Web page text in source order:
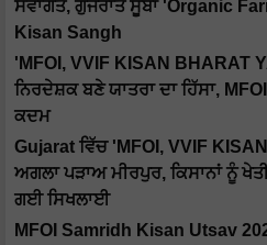
ਸਵਾਗਤ, ਗੁਜਰਾਤ ਸੂਬਾ 'Organic
Kisan Sangh
'MFOI, VVIF KISAN BHARAT
ਨਿਰਦੇਸ਼ਕ ਬਣੇ ਯਾਤਰਾ ਦਾ ਹਿੱਸਾ,
ਕਦਮ
Gujarat ਵਿੱਚ 'MFOI, VVIF
ਅਗਲਾ ਪੜਾਅ ਮੀਰਪੁਰ, ਕਿਸਾਨਾਂ ਨੂੰ
ਗਈ ਸਿਖਲਾਈ
MFOI Samridh Kisan Utsav